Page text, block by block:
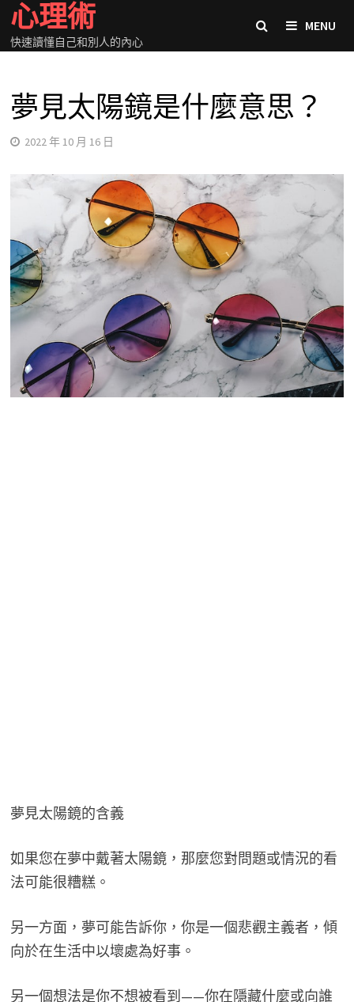
Skip
content
心理術
快速讀懂自己和別人的內心
MENU
夢見太陽鏡是什麼意思？
2022 年 10 月 16 日
夢見太陽鏡的含義
如果您在夢中戴著太陽鏡，那麼您對問題或情況的看
法可能很糟糕。
另一方面，夢可能告訴你，你是一個悲觀主義者，傾
向於在生活中以壞處為好事。
另一個想法是你不想被看到——你在隱藏什麼或向誰